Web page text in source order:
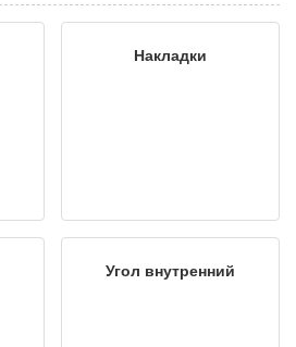
Накладки
Угол внутренний